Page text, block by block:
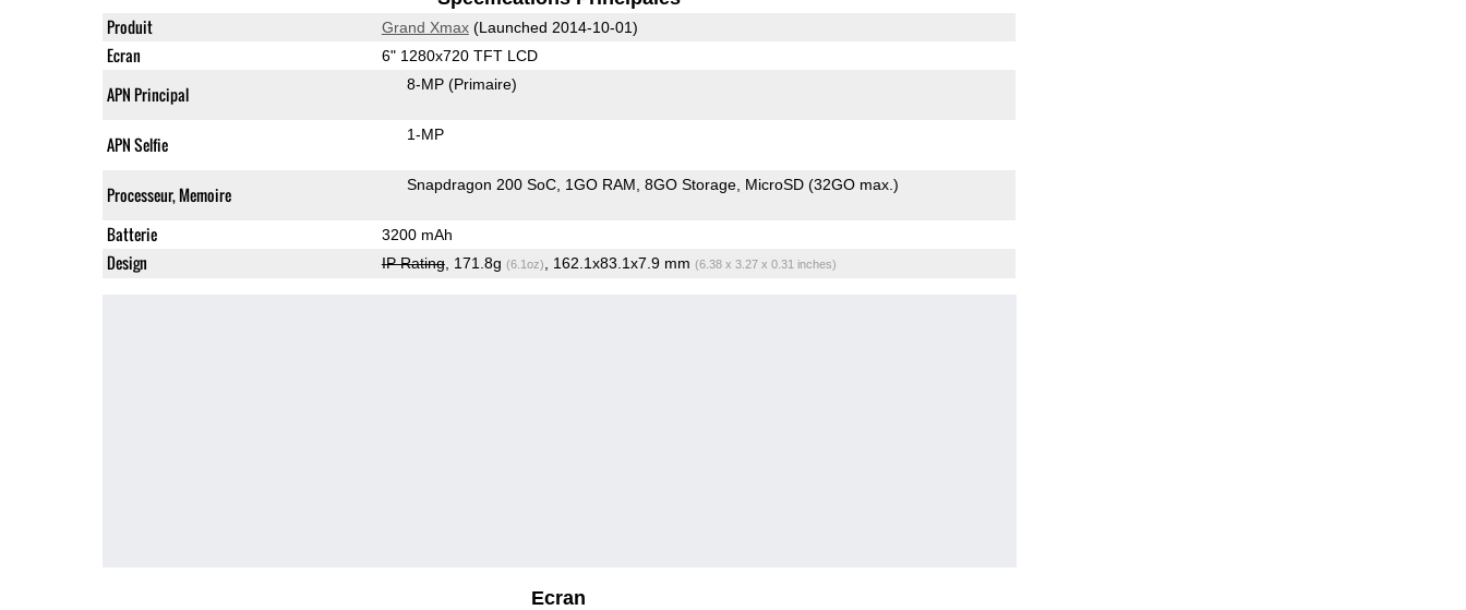
Produit Grand Xmax(Launched 2014-10-01)
Ecran 6" 1280x720 TFT LCD
APN Principal 8-MP (Primaire)
APN Selfie 1-MP
Processeur, Memoire Snapdragon 200 SoC 1GO RAM 8GO Storage MicroSD (32GO max.)
Batterie 3200 mAh
Design IP Rating, 171.8g (6.1oz) , 162.1x83.1x7.9 mm (6.38 x 3.27 x 0.31 inches)
Ecran